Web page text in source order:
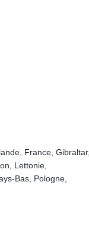
France, Gibraltar,
Lettonie,
Bas, Pologne,